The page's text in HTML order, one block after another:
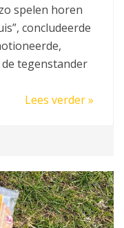
spelen horen
concludeerde
tegenstander
Lees verder »